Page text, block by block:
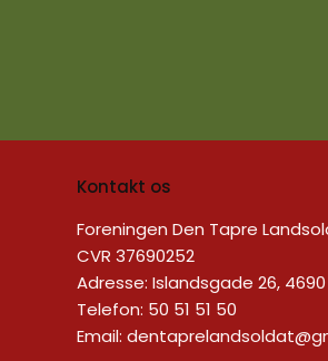
Kontakt os
Foreningen Den Tapre
CVR 37690252
Adresse: Islandsgade 26,
Telefon: 50 51 51 50
Email: